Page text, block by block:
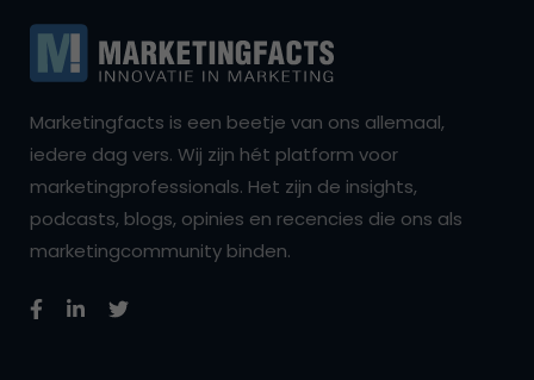
Marketingfacts is een beetje van ons allemaal,
iedere dag vers. Wij zijn hét platform voor
marketingprofessionals. Het zijn de insights,
podcasts, blogs, opinies en recencies die ons als
marketingcommunity binden.